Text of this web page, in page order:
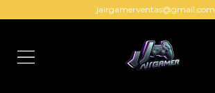
jairgamerventas@gmail.com